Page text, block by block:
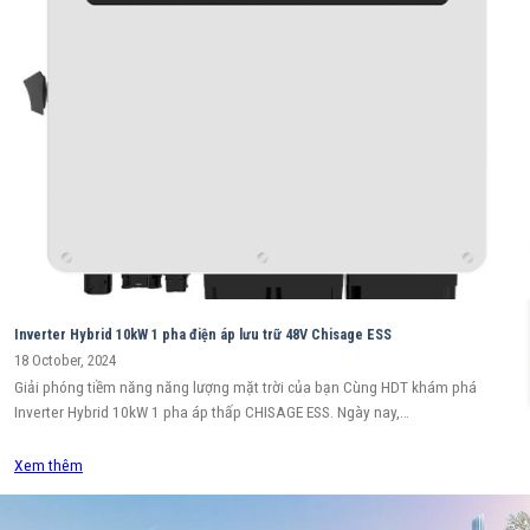
Inverter Hybrid 10kW 1 pha điện áp lưu trữ 48V Chisage ESS
18 October, 2024
Giải phóng tiềm năng năng lượng mặt trời của bạn Cùng HDT khám phá
Inverter Hybrid 10kW 1 pha áp thấp CHISAGE ESS. Ngày nay,…
Xem thêm